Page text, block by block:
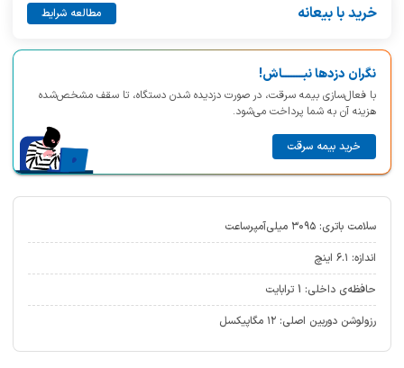
خرید با بیعانه مطالعه شرایط
نگران دزدها نبــــــــاش!
با فعال‌سازی بیمه سرقت، در صورت دزدیده شدن دستگاه، تا سقف مشخص‌شده
هزینه آن به شما پرداخت می‌شود.
خرید بیمه سرقت
سلامت باتری: ۳۰۹۵ میلی‌آمپر‌ساعت
اندازه: ۶.۱ اینچ
حافظه‌ی داخلی: 1 ترابایت
رزولوشن دوربین اصلی: ۱۲ مگاپیکسل